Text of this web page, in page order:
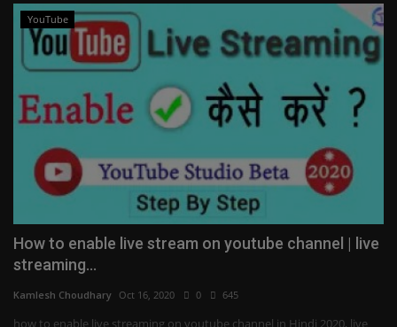
Technology
Banking
Tips & Tricks
Social Media
Questions
YouTube
How to enable live stream on youtube channel | live
streaming...
Kamlesh Choudhary Oct 16, 2020 0 645
how to enable live streaming on youtube channel in Hindi 2020, live